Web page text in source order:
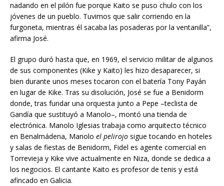
nadando en el pilón fue porque Kaito se puso chulo con los
jóvenes de un pueblo. Tuvimos que salir corriendo en la
furgoneta, mientras él sacaba las posaderas por la ventanilla”,
afirma José.
El grupo duró hasta que, en 1969, el servicio militar de algunos
de sus componentes (Kike y Kaito) les hizo desaparecer, si
bien durante unos meses tocaron con el batería Tony Payán
en lugar de Kike. Tras su disolución, José se fue a Benidorm
donde, tras fundar una orquesta junto a Pepe –teclista de
Gandía que sustituyó a Manolo–, montó una tienda de
electrónica. Manolo Iglesias trabaja como arquitecto técnico
en Benalmádena, Manolo el pelirojo sigue tocando en hoteles
y salas de fiestas de Benidorm, Fidel es agente comercial en
Torrevieja y Kike vive actualmente en Niza, donde se dedica a
los negocios. El cantante Kaito es profesor de tenis y está
afincado en Galicia.